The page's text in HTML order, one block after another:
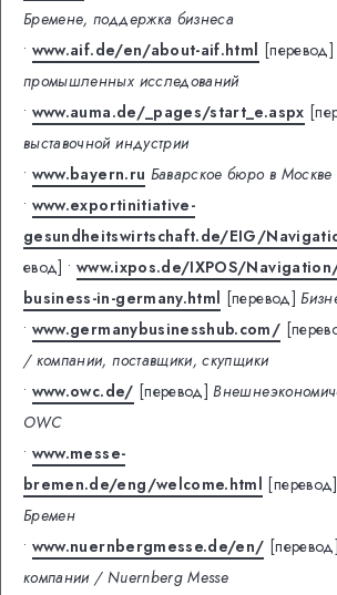
Бремене, поддержка бизнеса
• www.aif.de/en/about-aif.html [перевод]
промышленных исследований
• www.auma.de/_pages/start_e.aspx
выставочной индустрии
• www.bayern.ru Баварское бюро в Москве
• www.exportinitiative-
gesundheitswirtschaft.de/EIG/
евод] • www.ixpos.de/IXPOS/
business-in-germany.html [перевод]
• www.germanybusinesshub.com/
/ компании, поставщики, скупщики
• www.owc.de/ [перевод]
OWC
• www.messe-
bremen.de/eng/welcome.html [перевод]
Бремен
• www.nuernbergmesse.de/en/ [перевод]
компании / Nuernberg Messe